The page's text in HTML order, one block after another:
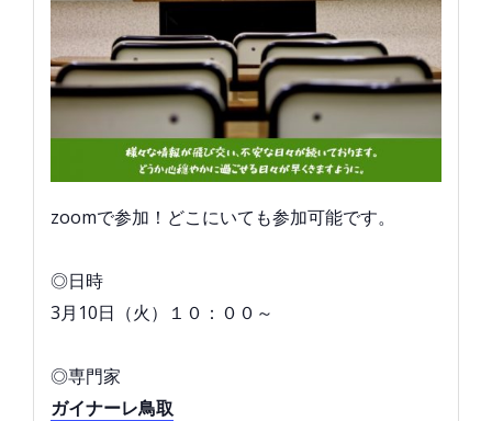
zoomで参加！どこにいても参加可能です。
◎日時
3月10日（火）１０：００～
◎専門家
ガイナーレ鳥取